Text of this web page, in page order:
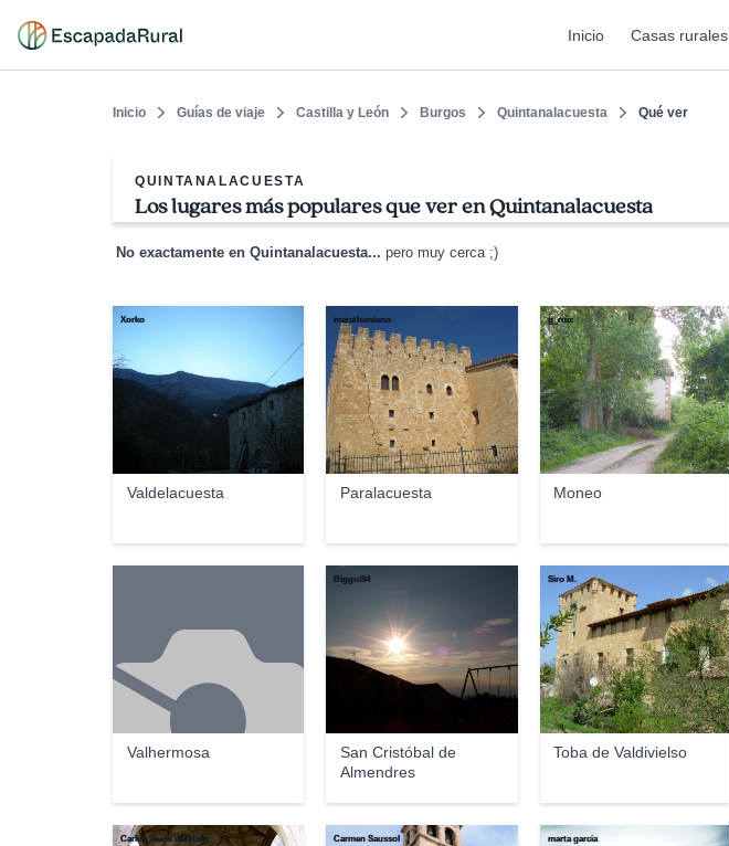
Inicio Casas rurales
Inicio Guías de viaje Castilla y León Burgos Quintanalacuesta Qué ver
QUINTANALACUESTA
Los lugares más populares que ver en Quintanalacuesta
No exactamente en Quintanalacuesta... pero muy cerca ;)
Valdelacuesta
Xorko
Paralacuesta
marathoniano
Moneo
g_ruiz
Valhermosa
San Cristóbal de
Almendres
Biggui94
Toba de Valdivielso
Siro M.
Carlos Sieiro del Nido Carmen Saussol marta garcia